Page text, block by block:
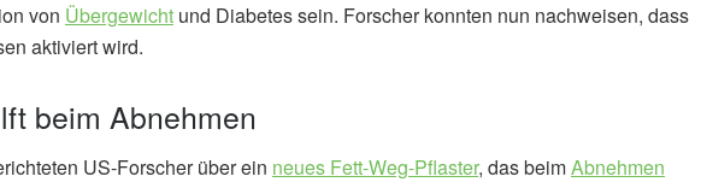
von Übergewicht und Diabetes sein. Forscher konnten nun nachweisen, dass
aktiviert wird.
beim Abnehmen
US-Forscher über ein neues Fett-Weg-Pflaster, das beimAbnehmen